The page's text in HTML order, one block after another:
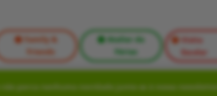
Family &
Friends
Atelier de
Férias
Visita
Escolar
perca nenhuma novidade junte-se à nossa newsletter!